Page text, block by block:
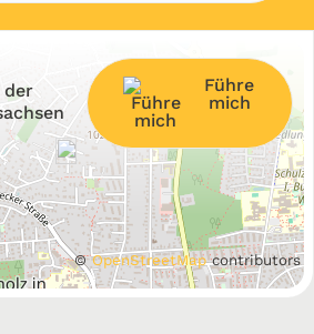
©OpenStreetMapcontributors
der
Führe
mich